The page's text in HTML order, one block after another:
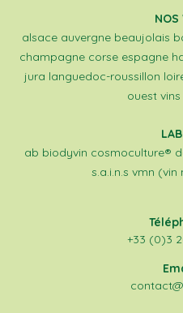
NOS
alsace auvergne beaujolais
champagne corse espagne
jura languedoc-roussillon
ouest
ab biodyvin cosmoculture®
s.a.i.n.s vmn (vin
+33 (0)3